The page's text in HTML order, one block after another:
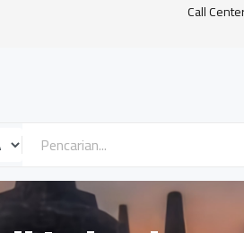
Call